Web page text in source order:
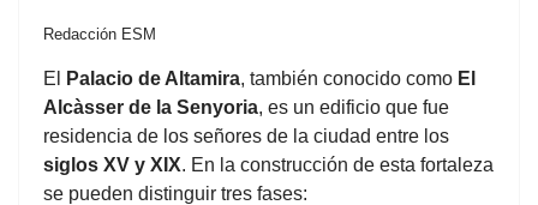
Redacción ESM
El Palacio de Altamira, también conocido como El
Alcàsser de la Senyoria, es un edificio que fue
residencia de los señores de la ciudad entre los
siglos XV y XIX. En la construcción de esta fortaleza
se pueden distinguir tres fases: